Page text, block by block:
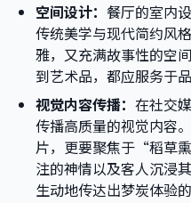
空间设计： 餐厅的室内
传统美学与现代简约风
雅，又充满故事性的空
到艺术品，都应服务于
视觉内容传播： 在社交
传播高质量的视觉内容
片，更要聚焦于“稻草
注的神情以及客人沉浸
生动地传达出梦炭体验